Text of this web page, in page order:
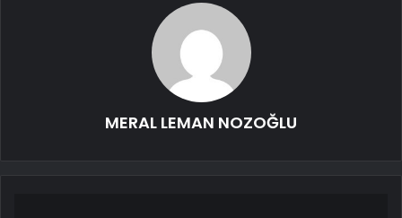
MERAL LEMAN NOZOĞLU